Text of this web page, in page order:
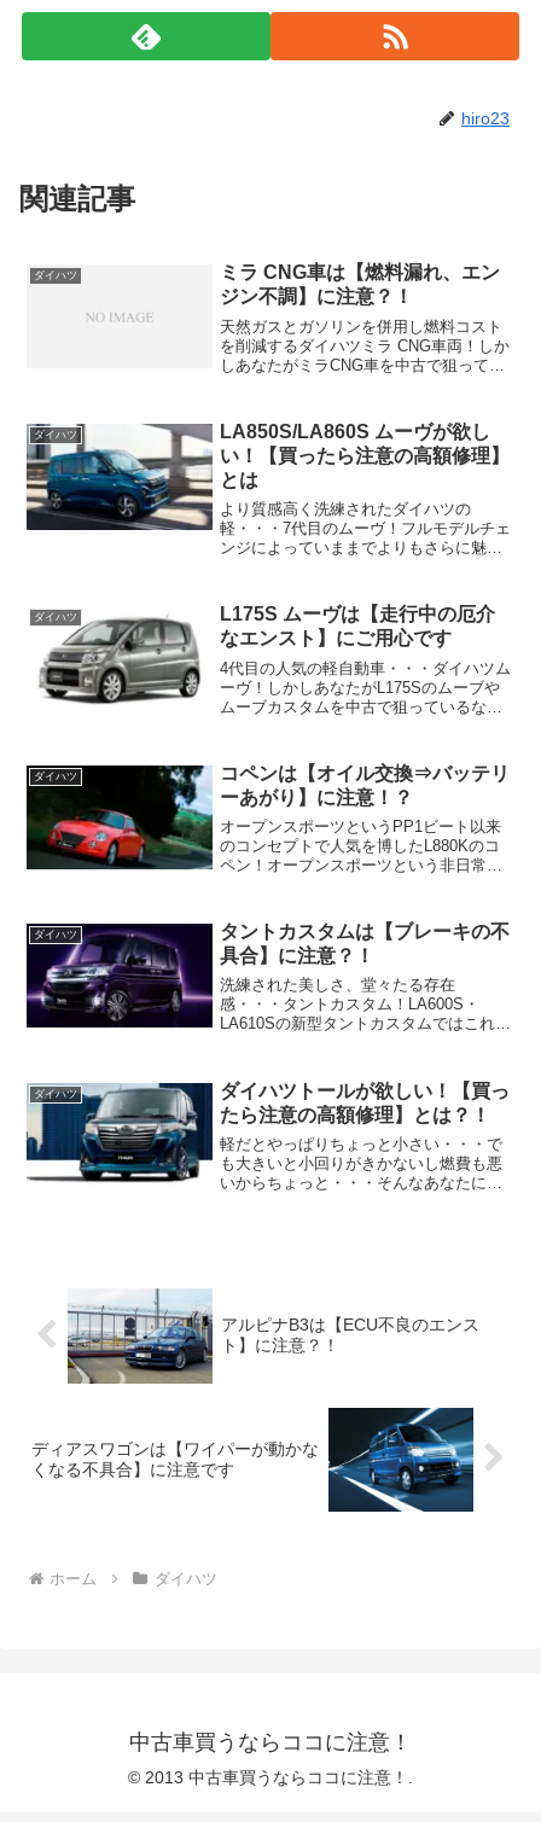
hiro23
関連記事
ダイハツ
ミラ CNG車は【燃料漏れ、エン
ジン不調】に注意？！
天然ガスとガソリンを併用し燃料コスト
を削減するダイハツミラ CNG車両！しか
しあなたがミラCNG車を中古で狙ってい
の不調に陥る 危険な不具合・トラブ
ル！！ ...
ダイハツ
LA850S/LA860S ムーヴが欲し
い！【買ったら注意の高額修理】
とは
より質感高く洗練されたダイハツの
軽・・・7代目のムーヴ！フルモデルチェ
ンジによっていままでよりもさらに魅力
ヴを新車や新古車（未使用車・展示車）
で狙っている...
ダイハツ
L175S ムーヴは【走行中の厄介
なエンスト】にご用心です
4代目の人気の軽自動車・・・ダイハツム
ーヴ！しかしあなたがL175Sのムーブや
ムーブカスタムを中古で狙っているなら
な不具合・トラブル！！ (adsbygoogle =
...
ダイハツ
コペンは【オイル交換⇒バッテリ
ーあがり】に注意！？
オープンスポーツというPP1ビート以来
のコンセプトで人気を博したL880Kのコ
ペン！オープンスポーツという非日常を
L880Kのコペンを中古車で狙っているな
ら、オイル交換...
ダイハツ
タントカスタムは【ブレーキの不
具合】に注意？！
洗練された美しさ、堂々たる存在
感・・・タントカスタム！LA600S・
LA610Sの新型タントカスタムではこれま
全デバイス、革新的な低燃費技術の採用
され全方位にわたってこ...
ダイハツ
ダイハツトールが欲しい！【買っ
たら注意の高額修理】とは？！
軽だとやっぱりちょっと小さい・・・で
も大きいと小回りがきかないし燃費も悪
いからちょっと・・・そんなあなたにピ
アルピナB3は【ECU不良のエンス
ト】に注意？！
ディアスワゴンは【ワイパーが動かな
くなる不具合】に注意です
ホーム ダイハツ
中古車買うならココに注意！
© 2013 中古車買うならココに注意！.